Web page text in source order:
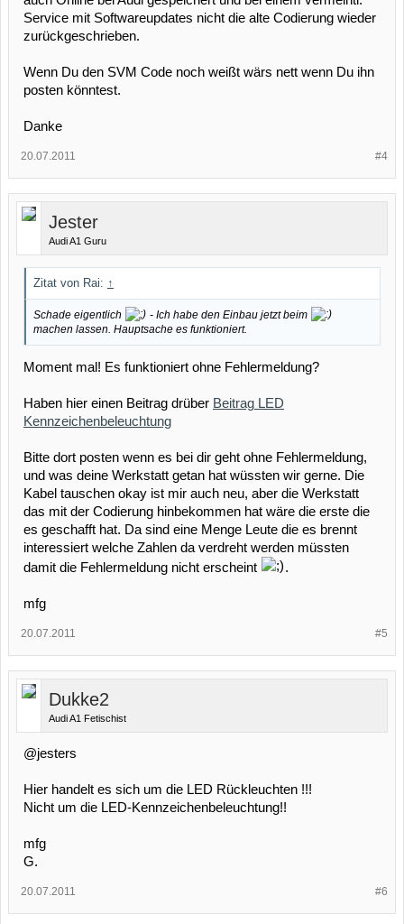
Service mit Softwareupdates nicht die alte Codierung wieder
zurückgeschrieben.
Wenn Du den SVM Code noch weißt wärs nett wenn Du ihn
posten könntest.
Danke
#4
20.07.2011
Jester
Audi A1 Guru
Zitat von Rai: ↑
Schade eigentlich
- Ich habe den Einbau jetzt beim
machen lassen. Hauptsache es funktioniert.
Moment mal! Es funktioniert ohne Fehlermeldung?
Haben hier einen Beitrag drüber Beitrag LED
Kennzeichenbeleuchtung
Bitte dort posten wenn es bei dir geht ohne Fehlermeldung,
und was deine Werkstatt getan hat wüssten wir gerne. Die
Kabel tauschen okay ist mir auch neu, aber die Werkstatt
das mit der Codierung hinbekommen hat wäre die erste die
es geschafft hat. Da sind eine Menge Leute die es brennt
interessiert welche Zahlen da verdreht werden müssten
damit die Fehlermeldung nicht erscheint
.
mfg
#5
20.07.2011
Dukke2
Audi A1 Fetischist
@jesters
Hier handelt es sich um die LED Rückleuchten !!!
Nicht um die LED-Kennzeichenbeleuchtung!!
mfg
G.
#6
20.07.2011